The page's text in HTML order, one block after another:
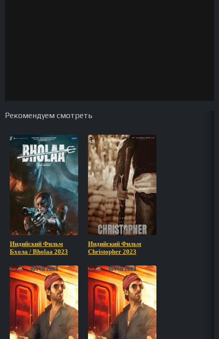
Рекомендуем смотреть
Индийский Фильм
Бхола / Bholaa 2023
Индийский Фильм
Christopher 2023